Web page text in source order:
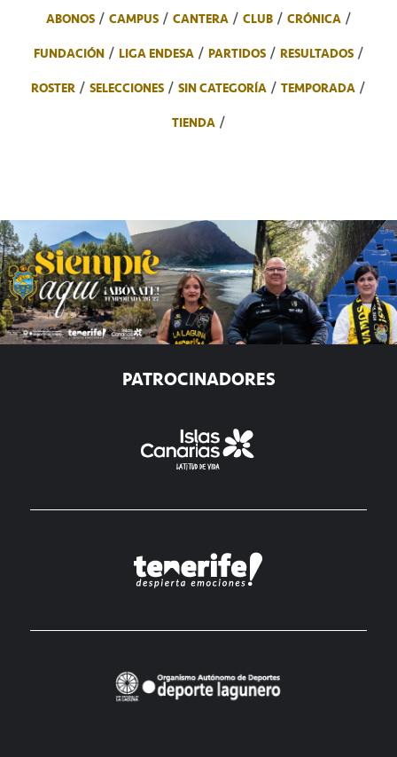
ABONOS CAMPUS CANTERA CLUB
CRÓNICA
FUNDACIÓN
LIGA ENDESA PARTIDOS
RESULTADOS
ROSTER
SELECCIONES SIN CATEGORÍA
TEMPORADA
TIENDA
PATROCINADORES